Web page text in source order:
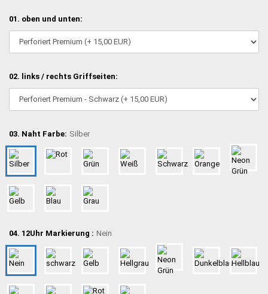
01. oben und unten:
02. links / rechts Griffseiten:
03. Naht Farbe: Silber
04. 12Uhr Markierung : Nein